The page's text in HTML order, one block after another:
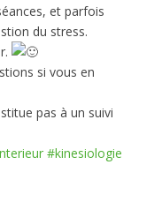
et parfois
du stress.
si vous en
pas à un suivi
#kinesiologie